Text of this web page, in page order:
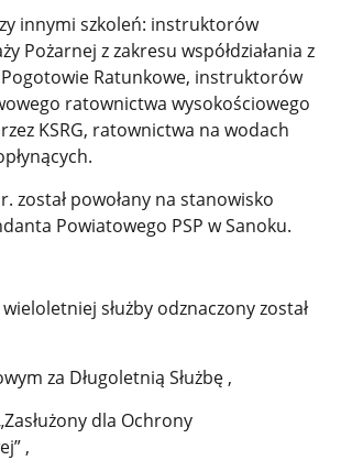
innymi szkoleń: instruktorów
Pożarnej z zakresu współdziałania z
Pogotowie Ratunkowe, instruktorów
ratownictwa wysokościowego
KSRG, ratownictwa na wodach
został powołany na stanowisko
Powiatowego PSP w Sanoku.
służby odznaczony został
za Długoletnią Służbę ,
dla Ochrony
,